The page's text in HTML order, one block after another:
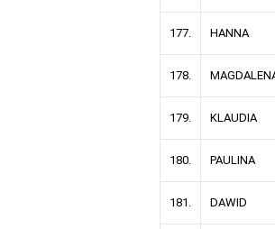
177. HANNA
178.
179. KLAUDIA
180. PAULINA
181. DAWID